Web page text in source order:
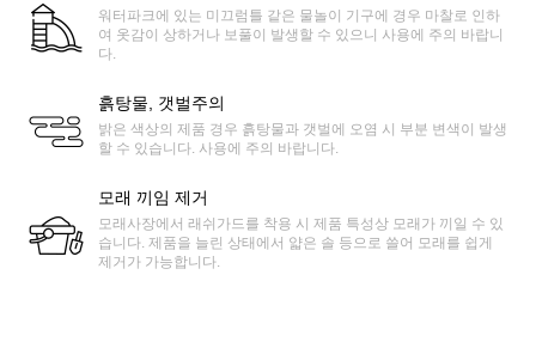
워터파크에 있는 미끄럼틀 같은 물놀이 기구에 경우 마찰로 인하
여 옷감이 상하거나 보풀이 발생할 수 있으니 사용에 주의 바랍니
다.
흙탕물, 갯벌주의
밝은 색상의 제품 경우 흙탕물과 갯벌에 오염 시 부분 변색이 발생
할 수 있습니다. 사용에 주의 바랍니다.
모래 끼임 제거
모래사장에서 래쉬가드를 착용 시 제품 특성상 모래가 끼일 수 있
습니다. 제품을 늘린 상태에서 얇은 솔 등으로 쓸어 모래를 쉽게
제거가 가능합니다.